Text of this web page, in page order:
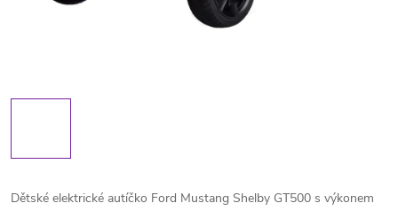
Dětské elektrické autíčko Ford Mustang Shelby GT500 s výkonem